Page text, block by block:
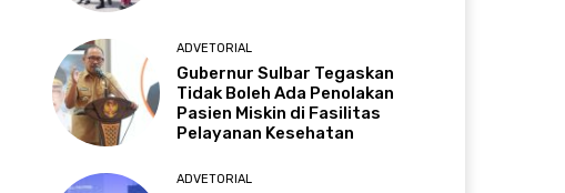
ADVETORIAL
Gubernur Sulbar Tegaskan
Tidak Boleh Ada Penolakan
Pasien Miskin di Fasilitas
Pelayanan Kesehatan
ADVETORIAL